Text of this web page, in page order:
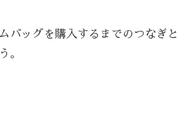
バッグを購入するまでのつなぎと
。